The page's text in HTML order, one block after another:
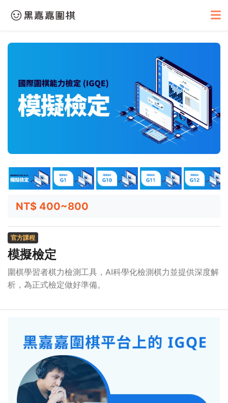
NT$ 400~800
官方課程
模擬檢定
圍棋學習者棋力檢測工具，AI科學化檢測棋力並提供深度解
析，為正式檢定做好準備。